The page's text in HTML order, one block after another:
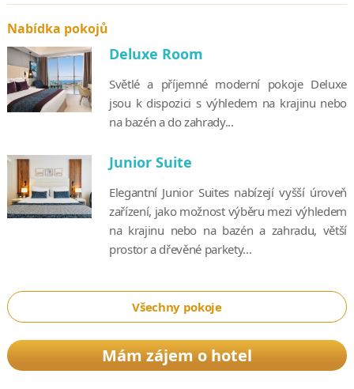
Nabídka pokojů
Deluxe Room
Světlé a příjemné moderní pokoje Deluxe
jsou k dispozici s výhledem na krajinu nebo
na bazén a do zahrady...
Junior Suite
Elegantní Junior Suites nabízejí vyšší úroveň
zařízení, jako možnost výběru mezi výhledem
na krajinu nebo na bazén a zahradu, větší
prostor a dřevěné parkety...
Všechny pokoje
Mám zájem o hotel